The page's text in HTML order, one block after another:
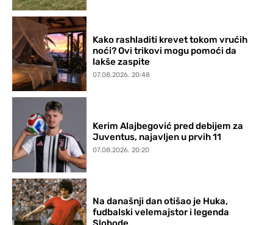
Kako rashladiti krevet tokom vrućih
noći? Ovi trikovi mogu pomoći da
lakše zaspite
07.08.2026. 20:48
Kerim Alajbegović pred debijem za
Juventus, najavljen u prvih 11
07.08.2026. 20:20
Na današnji dan otišao je Huka,
fudbalski velemajstor i legenda